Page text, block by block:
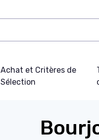
Achat et Critères de
Sélection